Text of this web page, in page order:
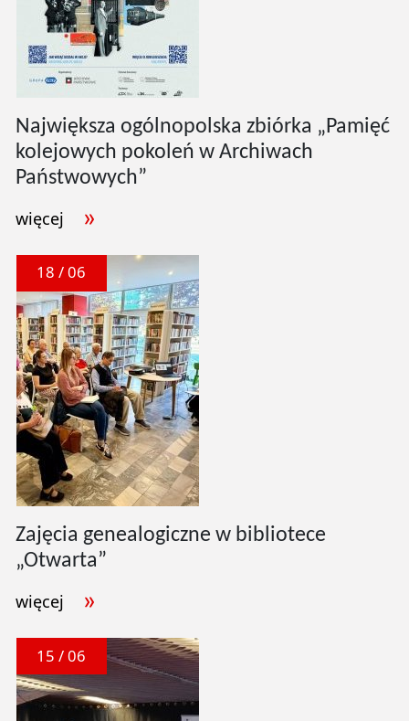
Największa ogólnopolska zbiórka „Pamięć
kolejowych pokoleń w Archiwach
Państwowych”
więcej
18 / 06
Zajęcia genealogiczne w bibliotece
„Otwarta”
więcej
15 / 06